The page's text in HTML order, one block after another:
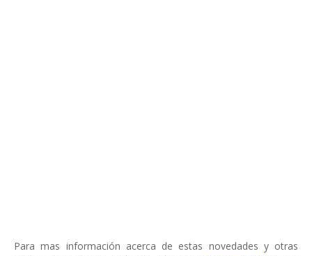
Para mas información acerca de estas novedades y otras